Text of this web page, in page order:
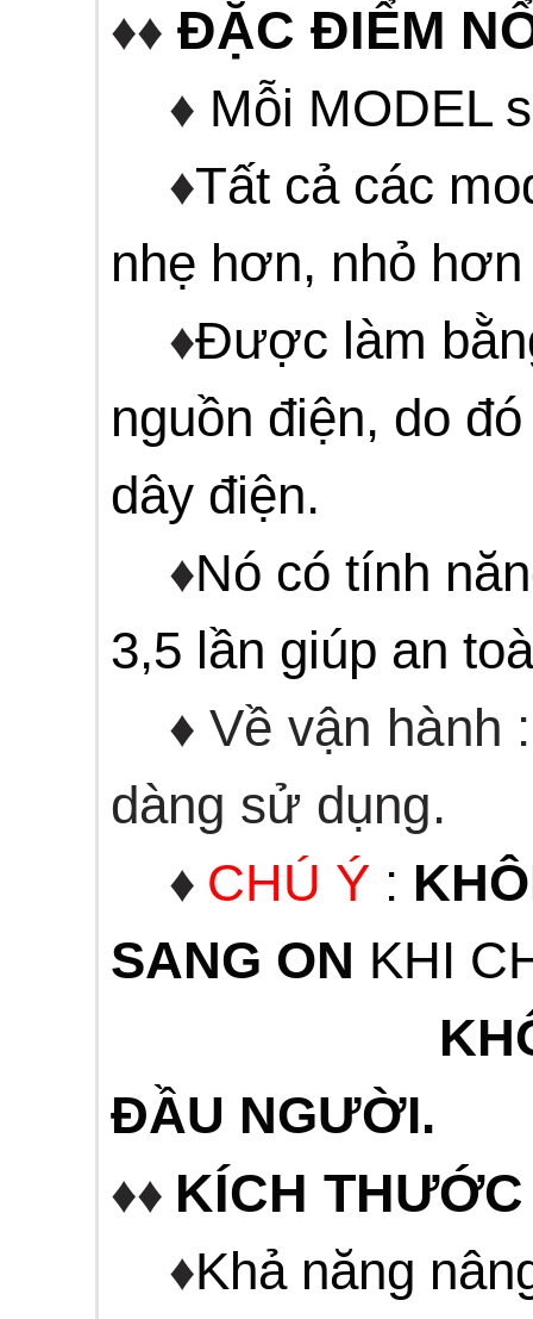
♦♦ĐẶC ĐIỂM
♦ Mỗi MODEL
♦Tất cả các
nhẹ hơn, nhỏ
♦Được làm
nguồn điện, do
dây điện.
♦Nó có tính
3,5 lần giúp an
♦ Về vận hành
dàng sử dụng.
♦ CHÚ Ý :
SANG ON KHI
ĐẦU NGƯỜI.
♦♦ KÍCH
♦Khả năng